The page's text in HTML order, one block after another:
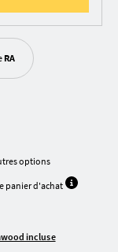
RA
options
panier d'achat
incluse